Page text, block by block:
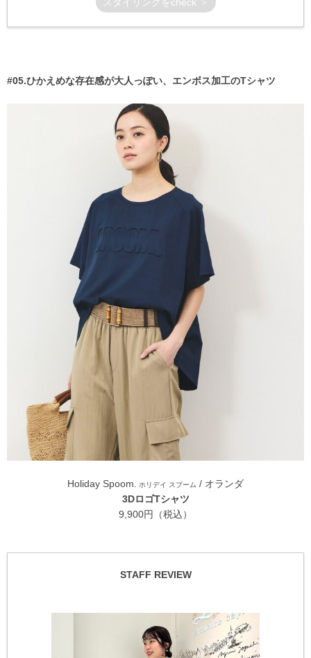
#05.ひかえめな存在感が大人っぽい、エンボス加工のTシャツ
Holiday Spoom. ホリデイ スプーム / オランダ
3DロゴTシャツ
9,900円（税込）
STAFF REVIEW